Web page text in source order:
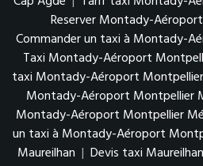
Reserver Montady-
Commander un taxi à Montady-
Taxi Montady-Aéroport
taxi Montady-Aéroport
Montady-Aéroport Montpellier
Montady-Aéroport Montpellier
un taxi à Montady-Aéroport
Maureilhan | Devis taxi Maureilhan